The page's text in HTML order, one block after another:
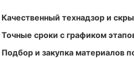
Качественный технадзор и
Точные сроки с графиком
Подбор и закупка материалов